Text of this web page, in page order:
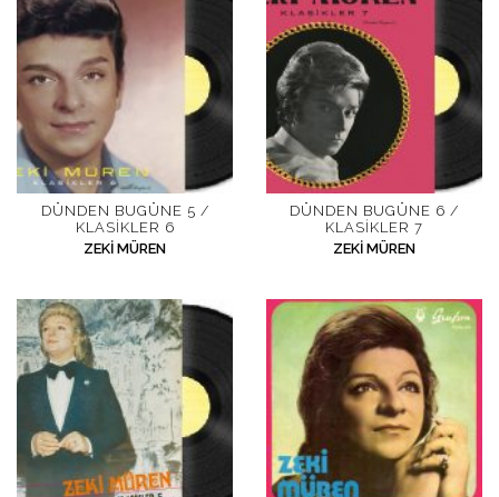
DÜNDEN BUGÜNE 5 /
KLASIKLER 6
ZEKI MÜREN
DÜNDEN BUGÜNE 6 /
KLASIKLER 7
ZEKI MÜREN